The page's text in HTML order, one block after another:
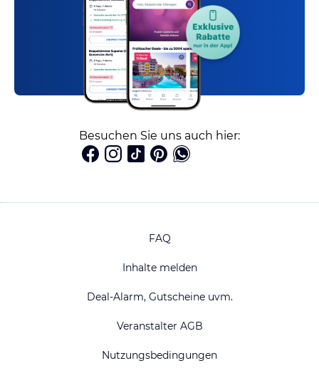
Besuchen Sie uns auch hier:
FAQ
Inhalte melden
Deal-Alarm, Gutscheine uvm.
Veranstalter AGB
Nutzungsbedingungen